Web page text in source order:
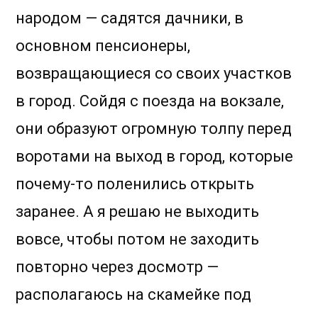
народом — садятся дачники, в
основном пенсионеры,
возвращающиеся со своих участков
в город. Сойдя с поезда на вокзале,
они образуют огромную толпу перед
воротами на выход в город, которые
почему-то поленились открыть
заранее. А я решаю не выходить
вовсе, чтобы потом не заходить
повторно через досмотр —
располагаюсь на скамейке под